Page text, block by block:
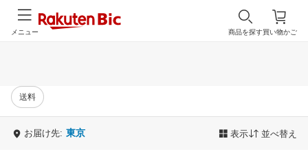
買い物かご
商品を探す
メニュー
送料
お届け先: 東京 表示 並べ替え